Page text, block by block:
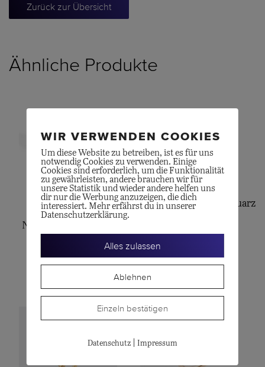
Zurück zur Übersicht
Ähnliche Produkte
POMELLATO
NUDO Petit Sky Blue
CHF3'950.00
POMELLATO
NUDO Classic, Milchquarz
WIR VERWENDEN COOKIES
Um diese Website zu betreiben, ist es für uns
notwendig Cookies zu verwenden. Einige
Cookies sind erforderlich, um die Funktionalität
zu gewährleisten, andere brauchen wir für
unsere Statistik und wieder andere helfen uns
dir nur die Werbung anzuzeigen, die dich
interessiert. Mehr erfährst du in unserer
Datenschutzerklärung.
Alles zulassen
Ablehnen
Einzeln bestätigen
Datenschutz| Impressum